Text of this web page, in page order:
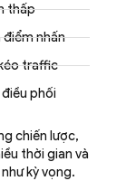
thấp
nhấn
traffic
phối
chiến lược,
thời gian và
kỳ vọng.